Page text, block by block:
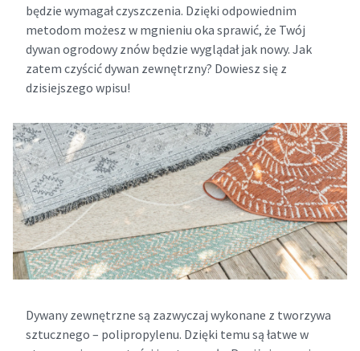
będzie wymagał czyszczenia. Dzięki odpowiednim
metodom możesz w mgnieniu oka sprawić, że Twój
dywan ogrodowy znów będzie wyglądał jak nowy. Jak
zatem czyścić dywan zewnętrzny? Dowiesz się z
dzisiejszego wpisu!
Dywany zewnętrzne są zazwyczaj wykonane z tworzywa
sztucznego – polipropylenu. Dzięki temu są łatwe w